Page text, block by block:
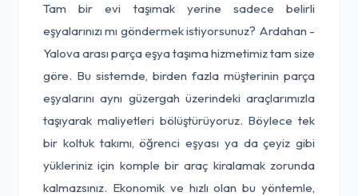
Tam bir evi taşımak yerine sadece belirli
eşyalarınızı mı göndermek istiyorsunuz? Ardahan -
Yalova arası parça eşya taşıma hizmetimiz tam size
göre. Bu sistemde, birden fazla müşterinin parça
eşyalarını aynı güzergah üzerindeki araçlarımızla
taşıyarak maliyetleri bölüştürüyoruz. Böylece tek
bir koltuk takımı, öğrenci eşyası ya da çeyiz gibi
yükleriniz için komple bir araç kiralamak zorunda
kalmazsınız. Ekonomik ve hızlı olan bu yöntemle,